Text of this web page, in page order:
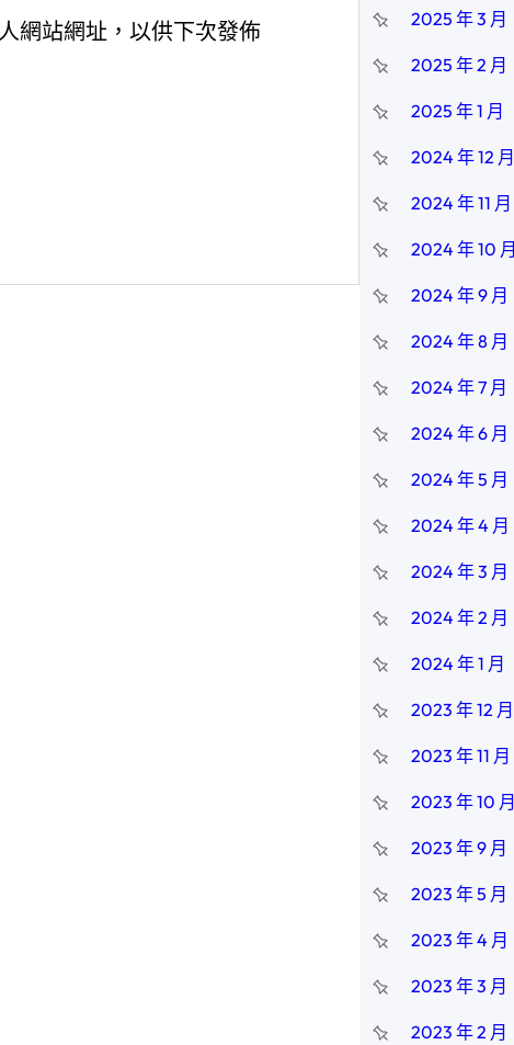
網站網址，以供下次發佈
2025 年 3 月
2025 年 2 月
2025 年 1 月
2024 年 12 月
2024 年 11 月
2024 年 10 月
2024 年 9 月
2024 年 8 月
2024 年 7 月
2024 年 6 月
2024 年 5 月
2024 年 4 月
2024 年 3 月
2024 年 2 月
2024 年 1 月
2023 年 12 月
2023 年 11 月
2023 年 10 月
2023 年 9 月
2023 年 5 月
2023 年 4 月
2023 年 3 月
2023 年 2 月